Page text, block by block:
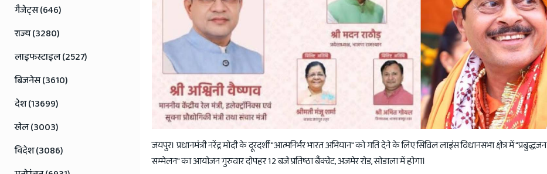
जयपुर। प्रधानमंत्री नरेंद्र मोदी के दूरदर्शी "आत्मनिर्भर भारत अभियान" को गति देने के लिए सिविल लाइंस विधानसभा क्षेत्र में "प्रबुद्धजन
सम्मेलन" का आयोजन गुरुवार दोपहर 12 बजे प्रतिष्ठा बैंक्वेट, अजमेर रोड, सोडाला में होगा।
गैजेट्स (646)
राज्य (3280)
लाइफस्टाइल (2527)
बिजनेस (3610)
देश (13699)
खेल (3003)
विदेश (3086)